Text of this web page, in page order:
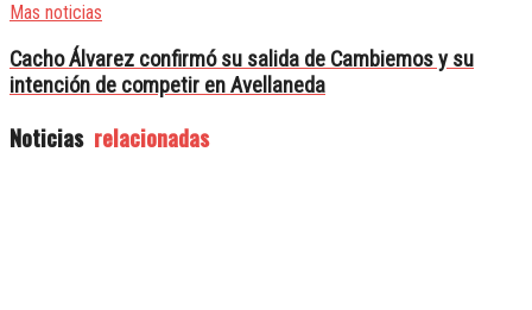
Mas noticias
Cacho Álvarez confirmó su salida de Cambiemos y su
intención de competir en Avellaneda
Noticias relacionadas